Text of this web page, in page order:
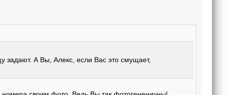
задают. А Вы, Алекс, если Вас это смущает,